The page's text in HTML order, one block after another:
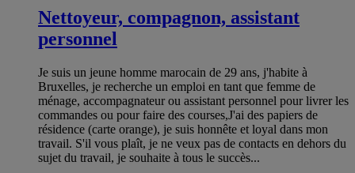
Nettoyeur, compagnon, assistant
personnel
Je suis un jeune homme marocain de 29 ans, j'habite à
Bruxelles, je recherche un emploi en tant que femme de
ménage, accompagnateur ou assistant personnel pour livrer les
commandes ou pour faire des courses,J'ai des papiers de
résidence (carte orange), je suis honnête et loyal dans mon
travail. S'il vous plaît, je ne veux pas de contacts en dehors du
sujet du travail, je souhaite à tous le succès...